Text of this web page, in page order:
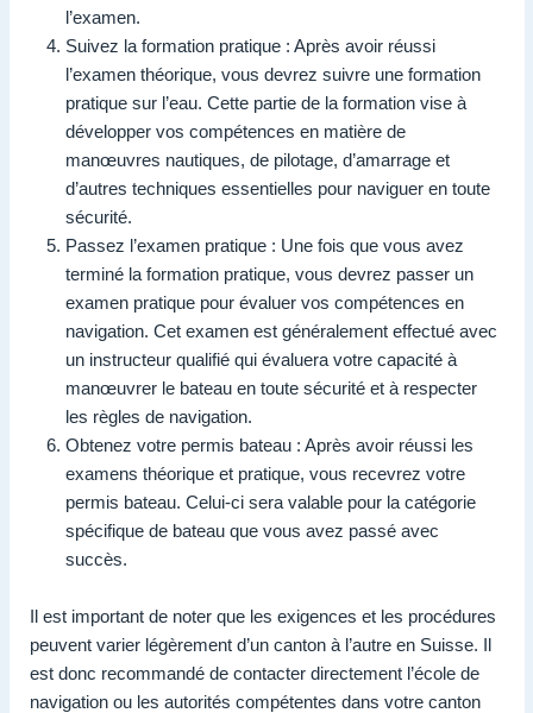
l’examen.
Suivez la formation pratique : Après avoir réussi
l’examen théorique, vous devrez suivre une formation
pratique sur l’eau. Cette partie de la formation vise à
développer vos compétences en matière de
manœuvres nautiques, de pilotage, d’amarrage et
d’autres techniques essentielles pour naviguer en toute
sécurité.
Passez l’examen pratique : Une fois que vous avez
terminé la formation pratique, vous devrez passer un
examen pratique pour évaluer vos compétences en
navigation. Cet examen est généralement effectué avec
un instructeur qualifié qui évaluera votre capacité à
manœuvrer le bateau en toute sécurité et à respecter
les règles de navigation.
Obtenez votre permis bateau : Après avoir réussi les
examens théorique et pratique, vous recevrez votre
permis bateau. Celui-ci sera valable pour la catégorie
spécifique de bateau que vous avez passé avec
succès.
Il est important de noter que les exigences et les procédures
peuvent varier légèrement d’un canton à l’autre en Suisse. Il
est donc recommandé de contacter directement l’école de
navigation ou les autorités compétentes dans votre canton